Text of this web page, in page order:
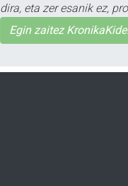
dira, eta zer esanik ez,
Egin zaitez